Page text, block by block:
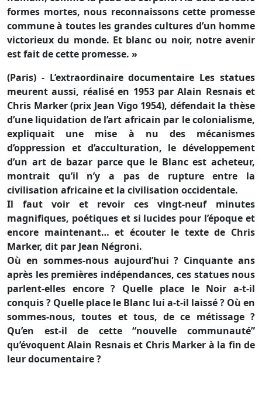
formes mortes, nous reconnaissons cette promesse
commune à toutes les grandes cultures d’un homme
victorieux du monde. Et blanc ou noir, notre avenir
est fait de cette promesse. »
(Paris) - L’extraordinaire documentaire Les statues
meurent aussi, réalisé en 1953 par Alain Resnais et
Chris Marker (prix Jean Vigo 1954), défendait la thèse
d’une liquidation de l’art africain par le colonialisme,
expliquait une mise à nu des mécanismes
d’oppression et d’acculturation, le développement
d’un art de bazar parce que le Blanc est acheteur,
montrait qu’il n’y a pas de rupture entre la
civilisation africaine et la civilisation occidentale.
Il faut voir et revoir ces vingt-neuf minutes
magnifiques, poétiques et si lucides pour l’époque et
encore maintenant… et écouter le texte de Chris
Marker, dit par Jean Négroni.
Où en sommes-nous aujourd’hui ? Cinquante ans
après les premières indépendances, ces statues nous
parlent-elles encore ? Quelle place le Noir a-t-il
conquis ? Quelle place le Blanc lui a-t-il laissé ? Où en
sommes-nous, toutes et tous, de ce métissage ?
Qu’en est-il de cette “nouvelle communauté”
qu’évoquent Alain Resnais et Chris Marker à la fin de
leur documentaire ?